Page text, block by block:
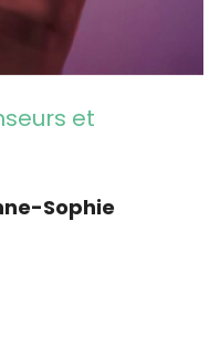
et
Sophie